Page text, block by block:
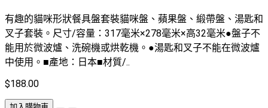
有趣的貓咪形狀餐具盤套裝貓咪盤、蘋果盤、緞帶盤、湯匙和
叉子套裝。尺寸/容量：317毫米×278毫米×高32毫米●盤子不
能用於微波爐、洗碗機或烘乾機。●湯匙和叉子不能在微波爐
中使用。■產地：日本■材質/..
$188.00